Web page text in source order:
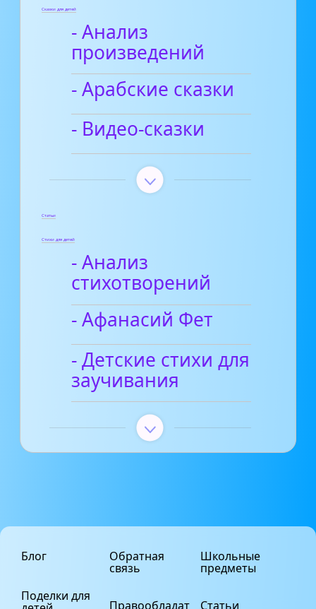
Сказки для детей
- Анализ
произведений
- Арабские сказки
- Видео-сказки
Статьи
Стихи для детей
- Анализ
стихотворений
- Афанасий Фет
- Детские стихи для
заучивания
Блог
Поделки для
Обратная
связь
Правообладат
Школьные
предметы
Статьи